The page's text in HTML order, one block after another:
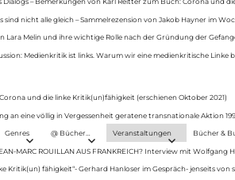
sind nicht alle gleich – Sammelrezension von Jakob Hayner im
Lara Melin und ihre wichtige Rolle nach der Gründung der
Medienkritik ist links. Warum wir eine medienkritische Linke
und die linke Kritik(un)fähigkeit (erschienen Oktober 2021)
an eine völlig in Vergessenheit geratene transnationale Aktion
Genres @ Bücher… Veranstaltungen Bücher &
MARC ROUILLAN AUS FRANKREICH? Interview mit Wolfgang
Kritik(un) fähigkeit“- Gerhard Hanloser im Gespräch- jenseits von